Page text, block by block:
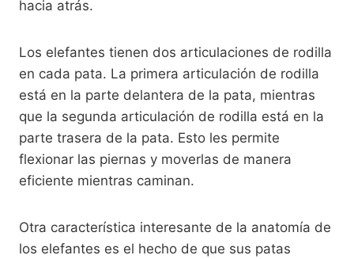
hacia atrás.
Los elefantes tienen dos articulaciones de rodilla
en cada pata. La primera articulación de rodilla
está en la parte delantera de la pata, mientras
que la segunda articulación de rodilla está en la
parte trasera de la pata. Esto les permite
flexionar las piernas y moverlas de manera
eficiente mientras caminan.
Otra característica interesante de la anatomía de
los elefantes es el hecho de que sus patas